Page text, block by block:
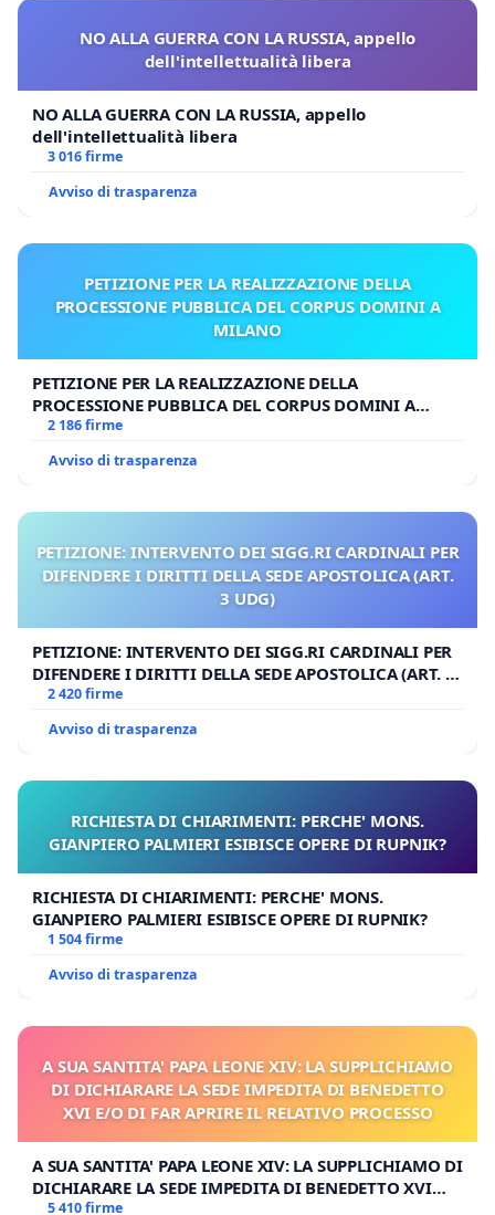
NO ALLA GUERRA CON LA RUSSIA, appello
dell'intellettualità libera
NO ALLA GUERRA CON LA RUSSIA, appello
dell'intellettualità libera
3 016 firme
Avviso di trasparenza
PETIZIONE PER LA REALIZZAZIONE DELLA
PROCESSIONE PUBBLICA DEL CORPUS DOMINI A
MILANO
PETIZIONE PER LA REALIZZAZIONE DELLA
PROCESSIONE PUBBLICA DEL CORPUS DOMINI A
MILANO
2 186 firme
Avviso di trasparenza
PETIZIONE: INTERVENTO DEI SIGG.RI CARDINALI PER
DIFENDERE I DIRITTI DELLA SEDE APOSTOLICA (ART.
3 UDG)
PETIZIONE: INTERVENTO DEI SIGG.RI CARDINALI PER
DIFENDERE I DIRITTI DELLA SEDE APOSTOLICA (ART. 3
UDG)
2 420 firme
Avviso di trasparenza
RICHIESTA DI CHIARIMENTI: PERCHE' MONS.
GIANPIERO PALMIERI ESIBISCE OPERE DI RUPNIK?
RICHIESTA DI CHIARIMENTI: PERCHE' MONS.
GIANPIERO PALMIERI ESIBISCE OPERE DI RUPNIK?
1 504 firme
Avviso di trasparenza
A SUA SANTITA' PAPA LEONE XIV: LA SUPPLICHIAMO
DI DICHIARARE LA SEDE IMPEDITA DI BENEDETTO
XVI E/O DI FAR APRIRE IL RELATIVO PROCESSO
A SUA SANTITA' PAPA LEONE XIV: LA SUPPLICHIAMO DI
DICHIARARE LA SEDE IMPEDITA DI BENEDETTO XVI
E/O DI FAR APRIRE IL RELATIVO PROCESSO
5 410 firme